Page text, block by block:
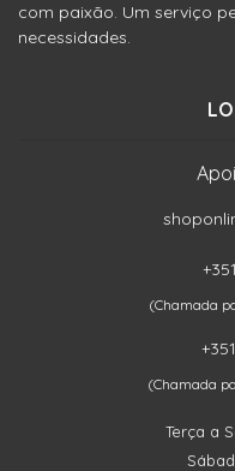
com paixão. Um serviço
necessidades.
(Chamada
(Chamada
Terça a